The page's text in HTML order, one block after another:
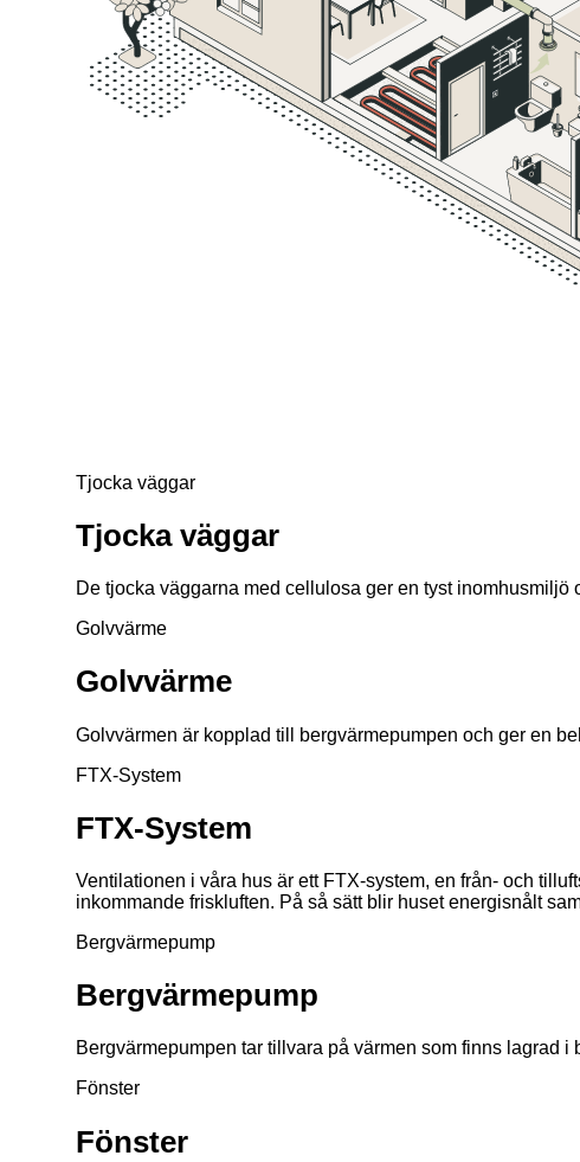
Tjocka väggar
Tjocka väggar
De tjocka väggarna med cellulosa ger en tyst inomhusmiljö
Golvvärme
Golvvärme
Golvvärmen är kopplad till bergvärmepumpen och ger en
FTX-System
FTX-System
Ventilationen i våra hus är ett FTX-system, en från- och
inkommande friskluften. På så sätt blir huset energisnålt
Bergvärmepump
Bergvärmepump
Bergvärmepumpen tar tillvara på värmen som finns lagrad
Fönster
Fönster